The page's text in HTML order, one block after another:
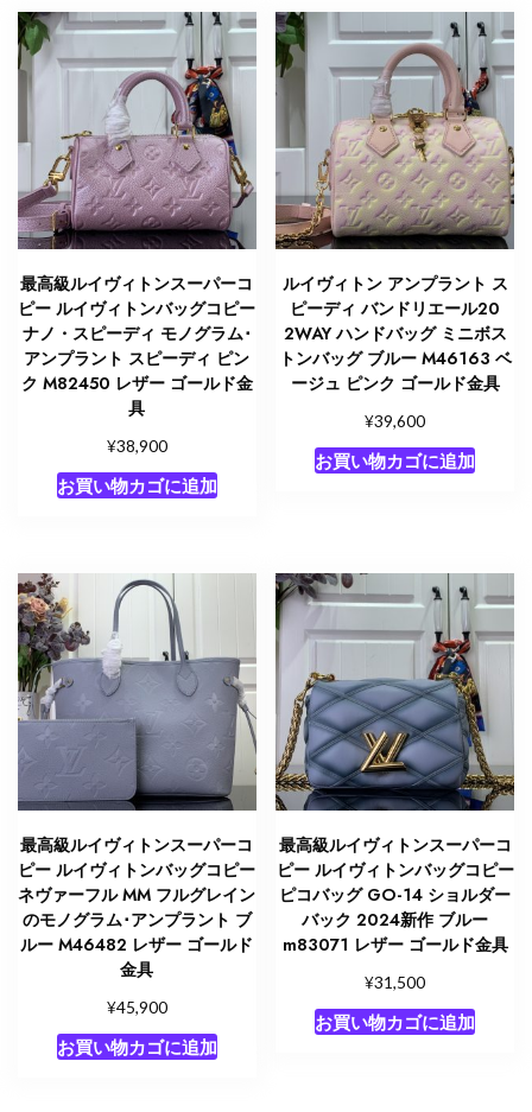
キ
ャ
ン
バ
ル
ド
具
個
最高級ルイヴィトンスーパーコ
ピー ルイヴィトンバッグコピー
ナノ・スピーディ モノグラム･
アンプラント スピーディ ピン
ク M82450 レザー ゴールド金
具
¥38,900
お買い物カゴに追加
ルイヴィトン アンプラント ス
ピーディ バンドリエール20
2WAY ハンドバッグ ミニボス
トンバッグ ブルー M46163 ベ
ージュ ピンク ゴールド金具
¥39,600
お買い物カゴに追加
最高級ルイヴィトンスーパーコ
ピー ルイヴィトンバッグコピー
ネヴァーフル MM フルグレイン
のモノグラム･アンプラント ブ
ルー M46482 レザー ゴールド
金具
¥45,900
お買い物カゴに追加
最高級ルイヴィトンスーパーコ
ピー ルイヴィトンバッグコピー
ピコバッグ GO-14 ショルダー
バック 2024新作 ブルー
m83071 レザー ゴールド金具
¥31,500
お買い物カゴに追加